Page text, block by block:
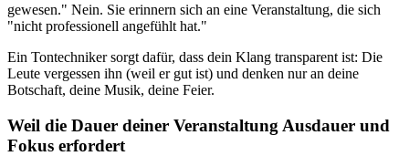
gewesen." Nein. Sie erinnern sich an eine Veranstaltung, die sich
"nicht professionell angefühlt hat."
Ein Tontechniker sorgt dafür, dass dein Klang transparent ist: Die
Leute vergessen ihn (weil er gut ist) und denken nur an deine
Botschaft, deine Musik, deine Feier.
Weil die Dauer deiner Veranstaltung Ausdauer und
Fokus erfordert